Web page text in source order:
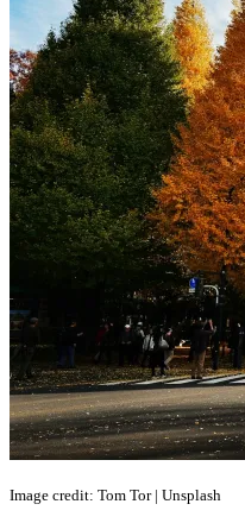
Image credit: Tom Tor | Unsplash